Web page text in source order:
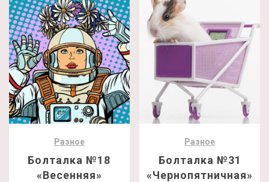
Разное
Болталка №18
«Весенняя»
Разное
Болталка №31
«Чернопятничная»